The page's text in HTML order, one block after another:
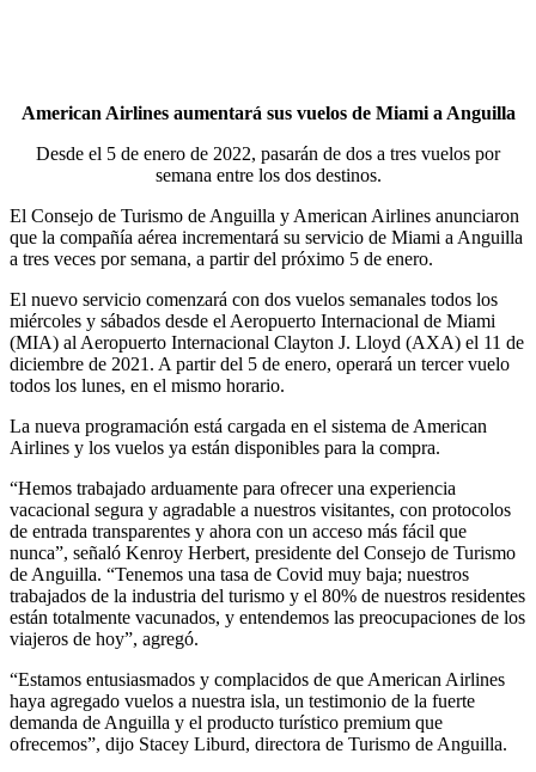
American Airlines aumentará sus vuelos de Miami a Anguilla
Desde el 5 de enero de 2022, pasarán de dos a tres vuelos por
semana entre los dos destinos.
El Consejo de Turismo de Anguilla y American Airlines anunciaron
que la compañía aérea incrementará su servicio de Miami a Anguilla
a tres veces por semana, a partir del próximo 5 de enero.
El nuevo servicio comenzará con dos vuelos semanales todos los
miércoles y sábados desde el Aeropuerto Internacional de Miami
(MIA) al Aeropuerto Internacional Clayton J. Lloyd (AXA) el 11 de
diciembre de 2021. A partir del 5 de enero, operará un tercer vuelo
todos los lunes, en el mismo horario.
La nueva programación está cargada en el sistema de American
Airlines y los vuelos ya están disponibles para la compra.
“Hemos trabajado arduamente para ofrecer una experiencia
vacacional segura y agradable a nuestros visitantes, con protocolos
de entrada transparentes y ahora con un acceso más fácil que
nunca”, señaló Kenroy Herbert, presidente del Consejo de Turismo
de Anguilla. “Tenemos una tasa de Covid muy baja; nuestros
trabajados de la industria del turismo y el 80% de nuestros residentes
están totalmente vacunados, y entendemos las preocupaciones de los
viajeros de hoy”, agregó.
“Estamos entusiasmados y complacidos de que American Airlines
haya agregado vuelos a nuestra isla, un testimonio de la fuerte
demanda de Anguilla y el producto turístico premium que
ofrecemos”, dijo Stacey Liburd, directora de Turismo de Anguilla.